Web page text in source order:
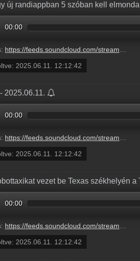
új randiappban 5 szóban kell
00:00
https://feeds.soundcloud.com/stream/2111411760-radio1hungary-4-egy-uj-randiappban-5-szoban-kell-elmondanod-magadrol-mindent-4.mp3
2025.06.11. 12:12:42
2025.06.11.
00:00
https://feeds.soundcloud.com/stream/2111411757-radio1hungary-ef3c8a7d-2a52-4044-8955-a582a575c379.mp3
2025.06.11. 12:12:42
vezet be Texas székhelyén a
00:00
https://feeds.soundcloud.com/stream/2111411769-radio1hungary-5-robottaxikat-vezet-be-texas-szekhelyen-a-tesla-5.mp3
2025.06.11. 12:12:42